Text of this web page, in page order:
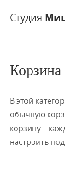
Студия
Корзина
В этой
обычную
корзину –
настроить